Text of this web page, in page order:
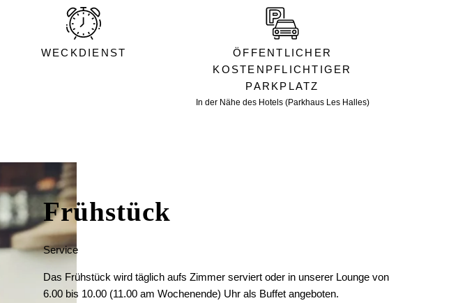
WECKDIENST
ÖFFENTLICHER
KOSTENPFLICHTIGER
PARKPLATZ
In der Nähe des Hotels (Parkhaus Les Halles)
Frühstück
Service
Das Frühstück wird täglich aufs Zimmer serviert oder in unserer Lounge von
6.00 bis 10.00 (11.00 am Wochenende) Uhr als Buffet angeboten.
Gruppenabteilung
Name